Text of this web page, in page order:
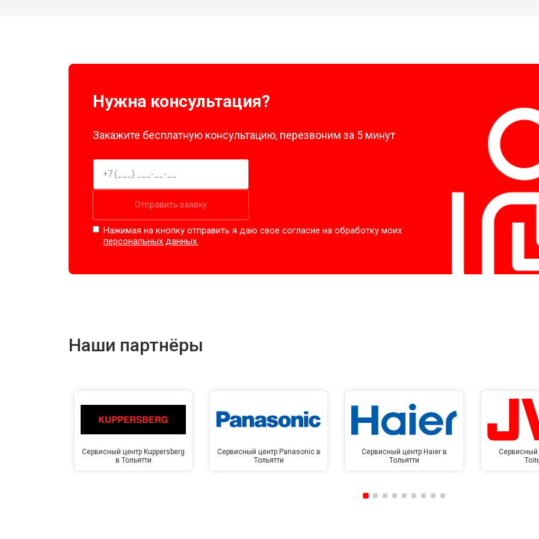
Нужна консультация?
Закажите бесплатную консультацию, перезвоним за 5 минут
Отправить заявку
Нажимая на кнопку отправить я даю свое согласие на обработку моих
персональных данных.
Наши партнёры
Сервисный центр Kuppersberg
в Тольятти
Сервисный центр Panasonic в
Тольятти
Сервисный центр Haier в
Тольятти
Сервисный